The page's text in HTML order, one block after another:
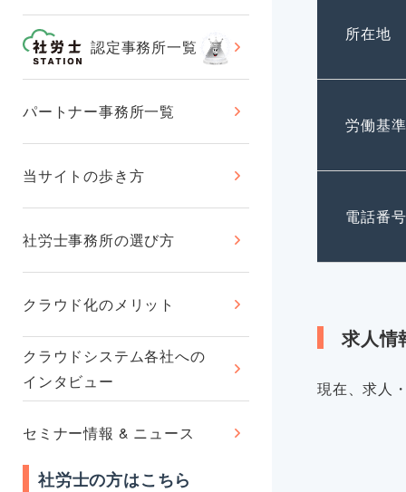
認定事務所一覧
パートナー事務所一覧
当サイトの歩き方
社労士事務所の選び方
クラウド化のメリット
クラウドシステム各社への
インタビュー
セミナー情報 & ニュース
社労士の方はこちら
所在地
労働基
電話番号
求人情
現在、求人